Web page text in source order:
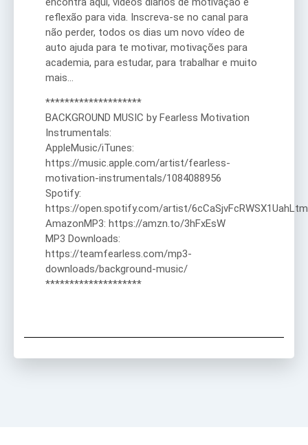
reflexão para vida. Inscreva-se no canal para
não perder, todos os dias um novo vídeo de
auto ajuda para te motivar, motivações para
academia, para estudar, para trabalhar e muito
mais…
********************
BACKGROUND MUSIC by Fearless Motivation
Instrumentals:
AppleMusic/iTunes:
https://music.apple.com/artist/fearless-
motivation-instrumentals/1084088956
Spotify:
https://open.spotify.com/artist/
AmazonMP3: https://amzn.to/3hFxEsW
MP3 Downloads:
https://teamfearless.com/mp3-
downloads/background-music/
********************